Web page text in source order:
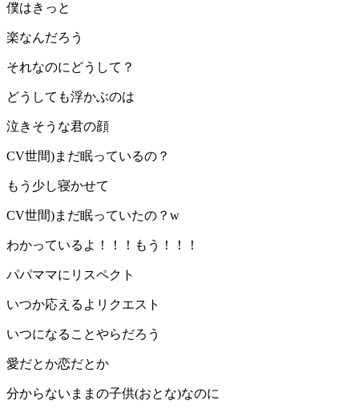
僕はきっと
楽なんだろう
それなのにどうして？
どうしても浮かぶのは
泣きそうな君の顔
CV世間)まだ眠っているの？
もう少し寝かせて
CV世間)まだ眠っていたの？w
わかっているよ！！！もう！！！
パパママにリスペクト
いつか応えるよリクエスト
いつになることやらだろう
愛だとか恋だとか
分からないままの子供(おとな)なのに